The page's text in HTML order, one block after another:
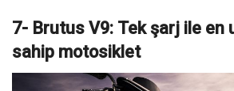
7- Brutus V9: Tek şarj ile en
sahip motosiklet